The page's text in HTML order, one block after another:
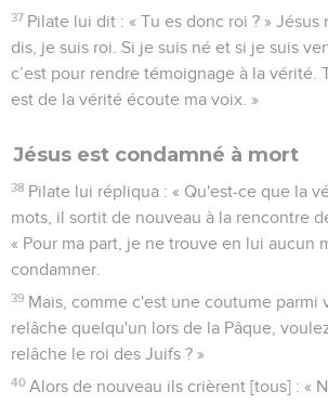
37 Pilate lui dit : « Tu es donc roi ? » Jésus
dis, je suis roi. Si je suis né et si je suis
c’est pour rendre témoignage à la vérité.
est de la vérité écoute ma voix. »
Jésus est condamné à mort
38 Pilate lui répliqua : « Qu'est-ce que la
mots, il sortit de nouveau à la rencontre
« Pour ma part, je ne trouve en lui aucun
condamner.
39 Mais, comme c'est une coutume parmi
relâche quelqu'un lors de la Pâque,
relâche le roi des Juifs ? »
40 Alors de nouveau ils crièrent [tous] : «